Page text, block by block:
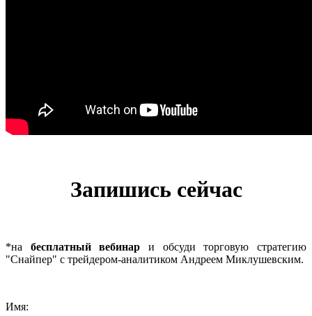
Запишись сейчас
*на бесплатный вебинар и обсуди торговую стратегию
"Снайпер" с трейдером-аналитиком Андреем Миклушевским.
Имя: